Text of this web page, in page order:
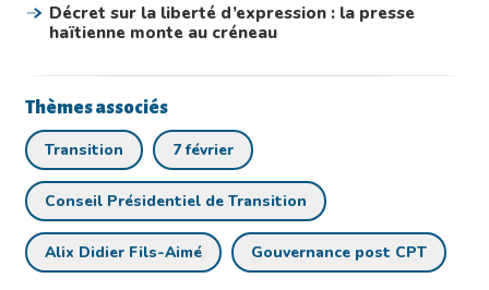
Décret sur la liberté d’expression : la presse
haïtienne monte au créneau
Thèmes associés
Transition 7 février
Conseil Présidentiel de Transition
Alix Didier Fils-Aimé Gouvernance post CPT